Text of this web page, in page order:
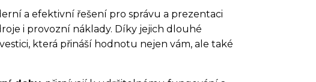
a efektivní řešení pro správu a prezentaci
i provozní náklady. Díky jejich dlouhé
která přináší hodnotu nejen vám, ale také